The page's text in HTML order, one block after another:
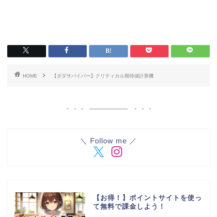
HOME 【ダダサバイバー】クリティカル期待値計算機
＼ Follow me ／
【お得！】ポイントサイトを使っ
て無料で課金しよう！